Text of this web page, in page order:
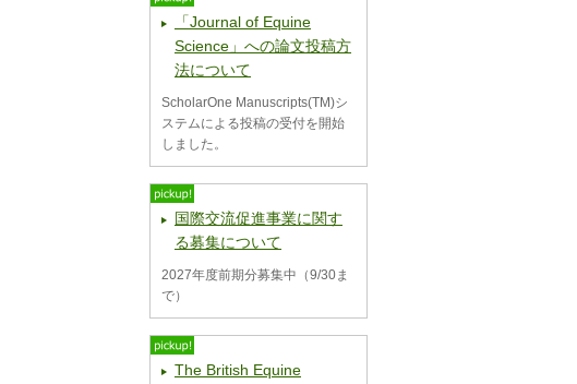
「Journal of Equine
Science」への論文投稿方
法について
ScholarOne Manuscripts(TM)シ
ステムによる投稿の受付を開始
しました。
国際交流促進事業に関す
る募集について
2027年度前期分募集中（9/30ま
で）
The British Equine